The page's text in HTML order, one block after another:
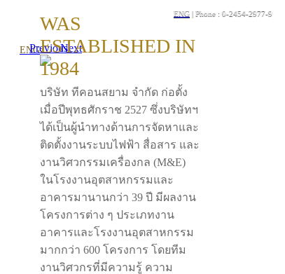
ENG | Phone : 0-2454-2977-9
ENGPreviousNext
WAS
ESTABLISHED IN
1984
บริษัท ทีคอนสยาม จำกัด ก่อตั้ง
เมื่อปีพุทธศักราช 2527 ซึ่งบริษัทฯ
ได้เป็นผู้นำทางด้านการจัดหาและ
ติดตั้งงานระบบไฟฟ้า สื่อสาร และ
งานวิศวกรรมเครื่องกล (M&E)
ในโรงงานอุตสาหกรรมและ
อาคารมานานกว่า 39 ปี มีผลงาน
โครงการต่าง ๆ ประเภทงาน
อาคารและโรงงานอุตสาหกรรม
มากกว่า 600 โครงการ โดยทีม
งานวิศวกรที่มีความรู้ ความ